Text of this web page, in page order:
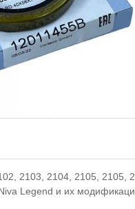
2103, 2104, 2105, 2105,
Legend и их